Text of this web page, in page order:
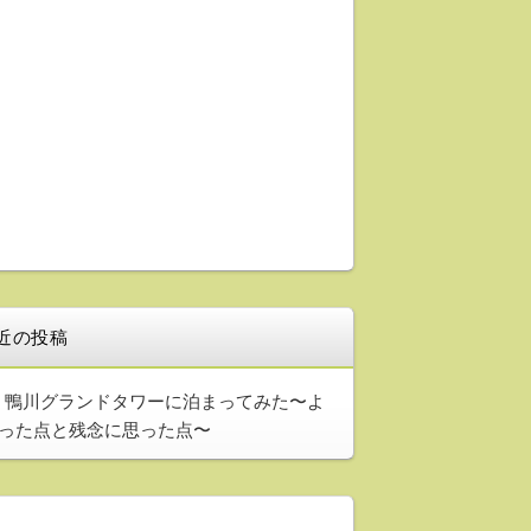
の投稿
鴨川グランドタワーに泊まってみた〜よ
た点と残念に思った点〜